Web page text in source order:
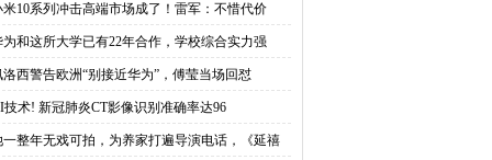
米10系列冲击高端市场成了！雷军：不惜代价
为和这所大学已有22年合作，学校综合实力强
洛西警告欧洲“别接近华为”，傅莹当场回怼
技术! 新冠肺炎CT影像识别准确率达96
一整年无戏可拍，为养家打遍导演电话，《延禧